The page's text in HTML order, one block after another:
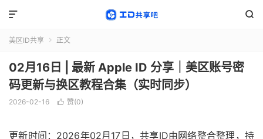


美区ID共享  正文
02月16日 | 最新 Apple ID 分享｜美区账号密
码更新与换区教程合集（实时同步）
2026-02-16  赞(0)
更新时间：2026年02月17日，共享ID由网络整合整理，持